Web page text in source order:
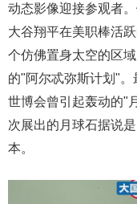
动态影像迎接参观者
大谷翔平在美职棒活
个仿佛置身太空的区
的"阿尔忒弥斯计划"
世博会曾引起轰动的"
次展出的月球石据说
本。